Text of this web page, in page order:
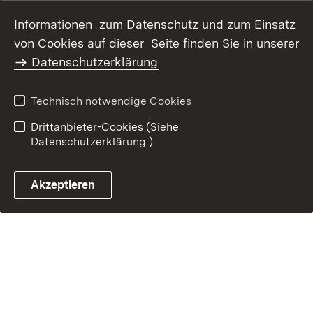
Barrierefreiheit
Benutzungshinweise
Impressum
Informationen zum Datenschutz und zum Einsatz
von Cookies auf dieser Seite finden Sie in unserer
Datenschutzerklärung
Technisch notwendige Cookies
Drittanbieter-Cookies (Siehe
Datenschutzerklärung.)
Akzeptieren